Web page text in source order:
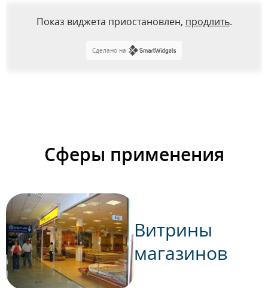
Показ виджета приостановлен, продлить.
Сделано на
Сферы применения
Витрины
магазинов